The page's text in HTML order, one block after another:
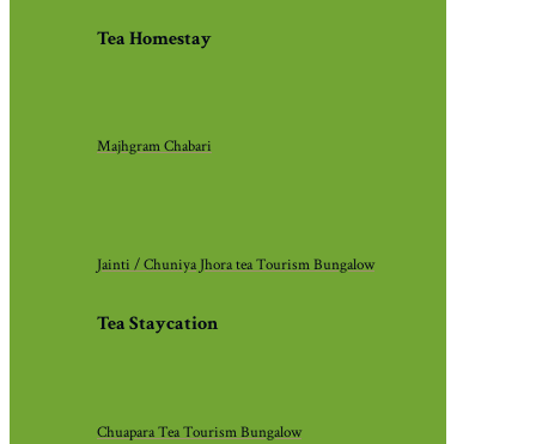
Tea Homestay
Majhgram Chabari
Jainti / Chuniya Jhora tea Tourism Bungalow
Tea Staycation
Chuapara Tea Tourism Bungalow